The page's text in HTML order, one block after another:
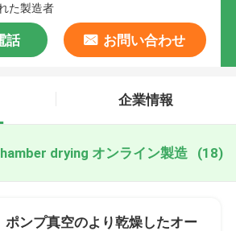
た製造者
話 お問い合わせ
企業情報
drying オンライン製造 (18)
ポンプ真空のより乾燥したオー